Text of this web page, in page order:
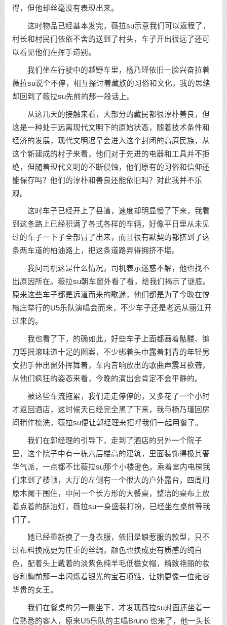
得，但他却丝毫没有表现出来。
这时物品已经基本发完，薇拉su示意我们可以返程了，
村长和村民们依依不舍的送到了村头，车子开出很远了还可
以看见他们在挥手道别。
我们坐在行驶中的越野车里，杨乃瑾依旧一脸兴奋拉着
薇拉su说个不停，相互探讨着藏族的习俗和文化，我的思绪
却回到了薇拉su先前的那一段话上。
从这几天的接触来看，大部分的藏民都很淳朴善良，但
这是一种处于远离现代文明下的原始状态，随着技术条件和
经济的发展，现代文明迟早会进入这个封闭的高原民族，从
这个新建成的村子来看，他们对于先进的电器和工具并不拒
绝，但随着现代文明的不断侵蚀，他们原有的习俗和信仰还
能保存吗？他们的淳朴和善良还能依旧吗？对此我并不乐
观。
这时车子已经开上了县道，速度却明显慢了下来，我看
到这条路上已经积满了各式各样的车辆，好像平日里从未见
过的车子一下子全部冒了出来，而且很有默契的都挤到了这
条两车道的柏油路上，把这条道路弄得拥挤不堪。
我问司机这是什么情况，司机表示迷惑不解，他也找不
出原因所在。薇拉su朝车窗外看了看，给我们揭示了谜底。
原来这些车子都是远道而来的歌迷，他们都是为了今晚在悦
榕庄举行的U5乐队演唱会而来，不少车子还是老远从丽江开
过来的。
我也看了下，的确如此，好些车子上面都画着骷髅、镰
刀等摇滚味道十足的图案，不少绑着头巾露着刺青的年轻男
女把手伸出窗外挥舞着，车内音响放出的歌曲声震耳欲聋，
从他们疯狂的姿态来看，今晚的演出会肯定不会平静的。
被这些车流拖累，我们走走停停的，又多花了一个小时
才返回酒店，这时候天已经完全黑了下来，我与杨乃瑾回房
间稍作梳洗，薇拉su便让郭经理来招呼我们一起用餐了。
我们在郭经理的引导下，走到了酒店的另外一个院子
里，这个院子中有一栋六层楼高的建筑，里面装饰得极其奢
华气派，一点都不比薇拉su那个小楼逊色。乘着室内电梯我
们来到了楼顶，大厅的左侧有一个很大的户外露台，四周用
原木阑干围住，中间一个长方形的大餐桌，整洁的桌布上放
着点着的酥油灯，薇拉su一身盛装打扮，已经坐在桌前等我
们了。
她已经重新换了一身衣服，依旧是娘惹服的款型，只不
过布料换成更为庄重的丝绸，颜色也换成更有质感的纯白
色，配着头上戴着的淡紫色纯羊毛低檐女帽，精致艳丽的妆
容和胸前那一串闪烁着银光的宝石项链，让她更像一位雍容
华贵的女王。
我们在餐桌的另一侧坐下，才发现薇拉su对面还坐着一
位熟悉的客人，原来U5乐队的主唱Bruno 也来了，他一头长